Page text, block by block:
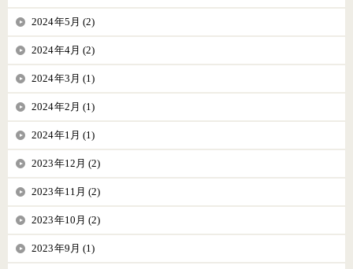
2024年5月 (2)
2024年4月 (2)
2024年3月 (1)
2024年2月 (1)
2024年1月 (1)
2023年12月 (2)
2023年11月 (2)
2023年10月 (2)
2023年9月 (1)